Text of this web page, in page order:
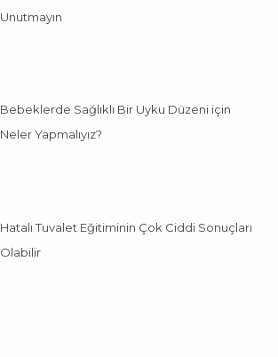
Unutmayın
Bebeklerde Sağlıklı Bir Uyku Düzeni için
Neler Yapmalıyız?
Hatalı Tuvalet Eğitiminin Çok Ciddi Sonuçları
Olabilir